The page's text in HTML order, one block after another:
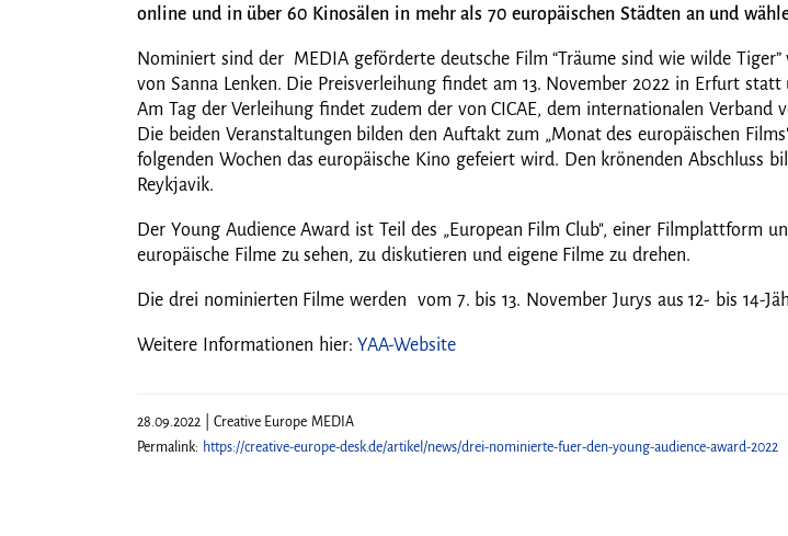
online und in über 60 Kinosälen in mehr als 70 europäischen Städten an und
Nominiert sind der MEDIA geförderte deutsche Film “Träume sind wie wilde Tiger”
von Sanna Lenken. Die Preisverleihung findet am 13. November 2022 in Erfurt
Am Tag der Verleihung findet zudem der von CICAE, dem internationalen
Die beiden Veranstaltungen bilden den Auftakt zum „Monat des europäischen
folgenden Wochen das europäische Kino gefeiert wird. Den krönenden Abschluss
Reykjavik.
Der Young Audience Award ist Teil des „European Film Club", einer Filmplattform
europäische Filme zu sehen, zu diskutieren und eigene Filme zu drehen.
Die drei nominierten Filme werden vom 7. bis 13. November Jurys aus 12- bis 14-
Weitere Informationen hier:YAA-Website
28.09.2022 | Creative Europe MEDIA
Permalink: https://creative-europe-desk.de/artikel/news/drei-nominierte-fuer-den-young-audience-award-2022